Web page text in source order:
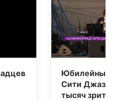
Юбилейный
Сити Джаз»
тысяч